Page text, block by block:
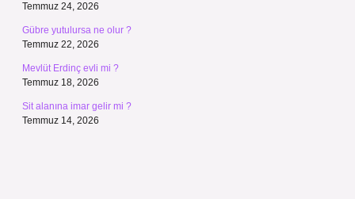
Temmuz 24, 2026
Gübre yutulursa ne olur ?
Temmuz 22, 2026
Mevlüt Erdinç evli mi ?
Temmuz 18, 2026
Sit alanına imar gelir mi ?
Temmuz 14, 2026